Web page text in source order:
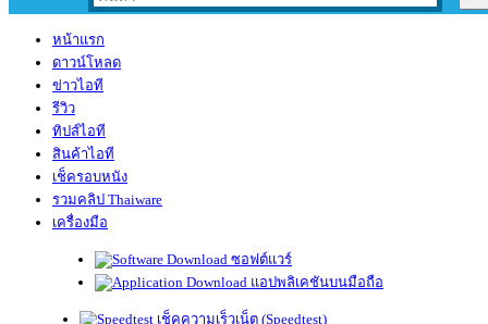
หน้าแรก
ดาวน์โหลด
ข่าวไอที
รีวิว
ทิปส์ไอที
สินค้าไอที
เช็ครอบหนัง
รวมคลิป Thaiware
เครื่องมือ
ซอฟต์แวร์
แอปพลิเคชันบนมือถือ
เช็คความเร็วเน็ต (Speedtest)